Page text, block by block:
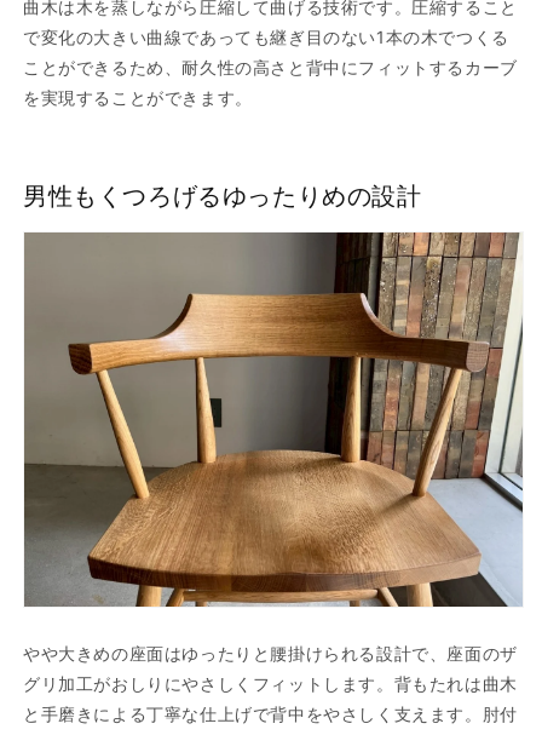
曲木は木を蒸しながら圧縮して曲げる技術です。圧縮すること
で変化の大きい曲線であっても継ぎ目のない1本の木でつくる
ことができるため、耐久性の高さと背中にフィットするカーブ
を実現することができます。
男性もくつろげるゆったりめの設計
やや大きめの座面はゆったりと腰掛けられる設計で、座面のザ
グリ加工がおしりにやさしくフィットします。背もたれは曲木
と手磨きによる丁寧な仕上げで背中をやさしく支えます。肘付